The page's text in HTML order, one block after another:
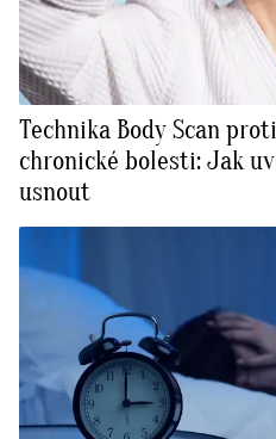
Technika Body Scan
chronické bolesti: Jak
usnout